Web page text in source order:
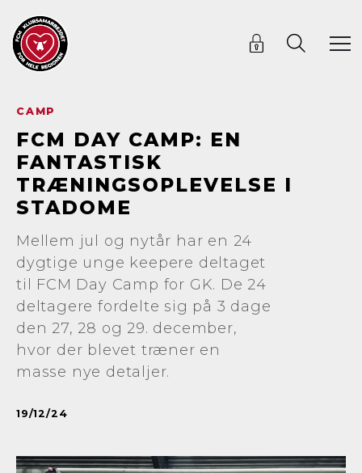
CAMP
FCM DAY CAMP: EN
FANTASTISK
TRÆNINGSOPLEVELSE I
STADOME
Mellem jul og nytår har en 24
dygtige unge keepere deltaget
til FCM Day Camp for GK. De 24
deltagere fordelte sig på 3 dage
den 27, 28 og 29. december,
hvor der blevet træner en
masse nye detaljer.
19/12/24